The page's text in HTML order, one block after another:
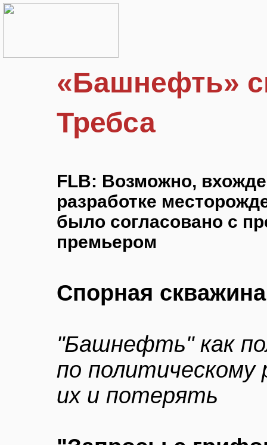
«Башнефть»
Требса
FLB: Возможно,
разработке
было согласовано с
премьером
Спорная скважина
"Башнефть" как
по
их и потерять